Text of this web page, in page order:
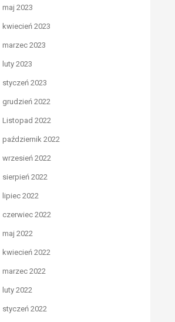
maj 2023
kwiecień 2023
marzec 2023
luty 2023
styczeń 2023
grudzień 2022
Listopad 2022
październik 2022
wrzesień 2022
sierpień 2022
lipiec 2022
czerwiec 2022
maj 2022
kwiecień 2022
marzec 2022
luty 2022
styczeń 2022